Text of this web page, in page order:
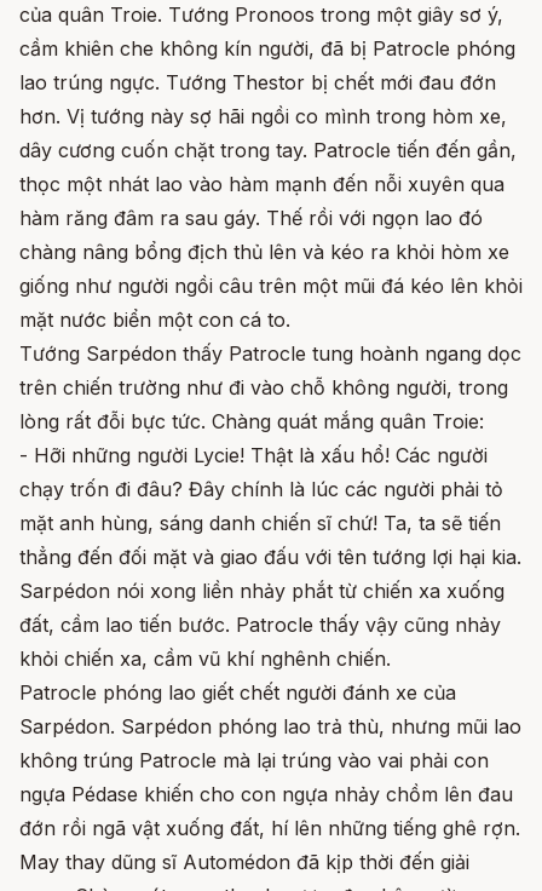
của quân Troie. Tướng Pronoos trong một giây sơ ý,
cầm khiên che không kín người, đã bị Patrocle phóng
lao trúng ngực. Tướng Thestor bị chết mới đau đớn
hơn. Vị tướng này sợ hãi ngồi co mình trong hòm xe,
dây cương cuốn chặt trong tay. Patrocle tiến đến gần,
thọc một nhát lao vào hàm mạnh đến nỗi xuyên qua
hàm răng đâm ra sau gáy. Thế rồi với ngọn lao đó
chàng nâng bổng địch thủ lên và kéo ra khỏi hòm xe
giống như người ngồi câu trên một mũi đá kéo lên khỏi
mặt nước biển một con cá to.
Tướng Sarpédon thấy Patrocle tung hoành ngang dọc
trên chiến trường như đi vào chỗ không người, trong
lòng rất đỗi bực tức. Chàng quát mắng quân Troie:
- Hỡi những người Lycie! Thật là xấu hổ! Các người
chạy trốn đi đâu? Đây chính là lúc các người phải tỏ
mặt anh hùng, sáng danh chiến sĩ chứ! Ta, ta sẽ tiến
thẳng đến đối mặt và giao đấu với tên tướng lợi hại kia.
Sarpédon nói xong liền nhảy phắt từ chiến xa xuống
đất, cầm lao tiến bước. Patrocle thấy vậy cũng nhảy
khỏi chiến xa, cầm vũ khí nghênh chiến.
Patrocle phóng lao giết chết người đánh xe của
Sarpédon. Sarpédon phóng lao trả thù, nhưng mũi lao
không trúng Patrocle mà lại trúng vào vai phải con
ngựa Pédase khiến cho con ngựa nhảy chồm lên đau
đớn rồi ngã vật xuống đất, hí lên những tiếng ghê rợn.
May thay dũng sĩ Automédon đã kịp thời đến giải